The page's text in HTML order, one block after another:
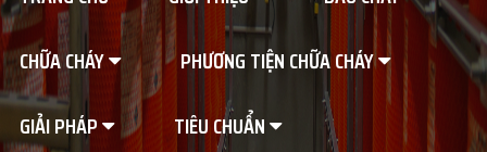
CHỮA CHÁY
PHƯƠNG TIỆN CHỮA CHÁY
GIẢI PHÁP
TIÊU CHUẨN